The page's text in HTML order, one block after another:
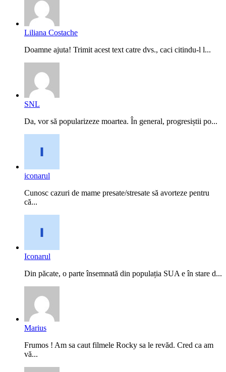
Liliana Costache
Doamne ajuta! Trimit acest text catre dvs., caci citindu-l l...
SNL
Da, vor să popularizeze moartea. În general, progresiștii po...
iconarul
Cunosc cazuri de mame presate/stresate să avorteze pentru
că...
Iconarul
Din păcate, o parte însemnată din populația SUA e în stare d...
Marius
Frumos ! Am sa caut filmele Rocky sa le revăd. Cred ca am
vă...